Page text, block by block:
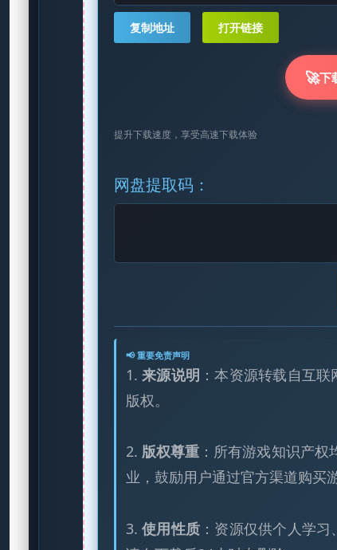
复制地址 打开链接
🚀下
提升下载速度，享受高速下载体验
网盘提取码：
📢 重要免责声明
1.来源说明 ：本资源转载自互
版权。
2. 版权尊重 ：所有游戏知识产
业，鼓励用户通过官方渠道购买游
3.使用性质 ：资源仅供个人学